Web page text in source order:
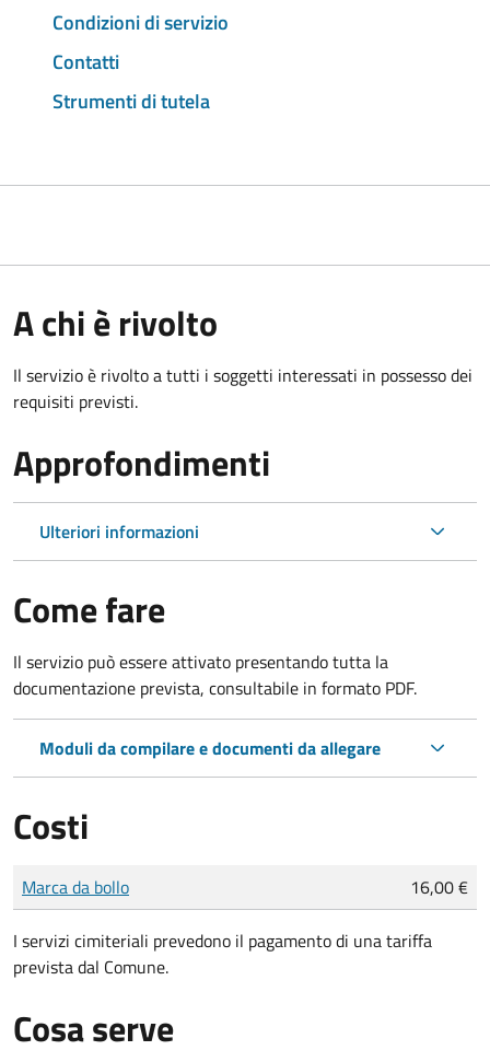
Condizioni di servizio
Contatti
Strumenti di tutela
A chi è rivolto
Il servizio è rivolto a tutti i soggetti interessati in possesso dei
requisiti previsti.
Approfondimenti
Ulteriori informazioni
Come fare
Il servizio può essere attivato presentando tutta la
documentazione prevista, consultabile in formato PDF.
Moduli da compilare e documenti da allegare
Costi
Tipo di pagamento
Importo
Marca da bollo 16,00 €
I servizi cimiteriali prevedono il pagamento di una tariffa
prevista dal Comune.
Cosa serve